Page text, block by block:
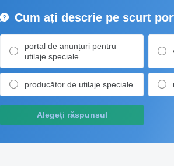
Cum ați descrie pe scurt
portal de anunțuri pentru
utilaje speciale
producător de utilaje speciale
Alegeți răspunsul